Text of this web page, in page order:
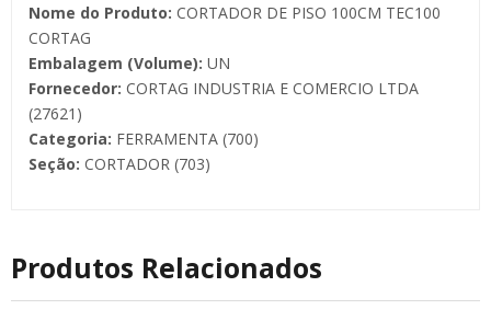
Nome do Produto: CORTADOR DE PISO 100CM TEC100
CORTAG
Embalagem (Volume): UN
Fornecedor: CORTAG INDUSTRIA E COMERCIO LTDA
(27621)
Categoria: FERRAMENTA (700)
Seção: CORTADOR (703)
Produtos Relacionados